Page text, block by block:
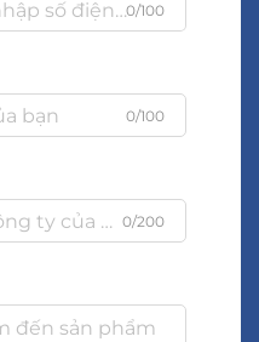
0/100
0/100
0/200